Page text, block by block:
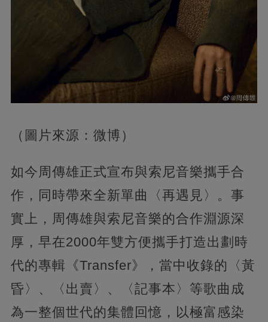
（圖片來源：微博）
如今周傳雄正式宣布與索尼音樂攜手合
作，同時帶來全新單曲〈再遇見〉。事
實上，周傳雄與索尼音樂的合作淵源深
厚，早在2000年雙方便攜手打造出劃時
代的專輯《Transfer》，當中收錄的〈黃
昏〉、〈出賣〉、〈記事本〉等歌曲成
為一整個世代的集體回憶，以極富感染